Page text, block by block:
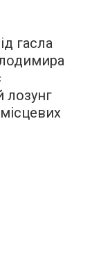
гасла
лозунг